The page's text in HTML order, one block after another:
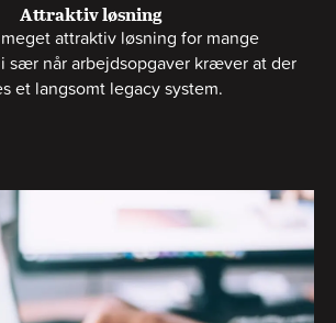
Attraktiv løsning
meget attraktiv løsning for mange
sær når arbejdsopgaver kræver at der
et langsomt legacy system.